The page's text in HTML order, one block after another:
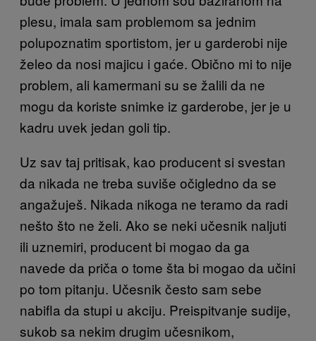
plesu, imala sam problemom sa jednim
polupoznatim sportistom, jer u garderobi nije
želeo da nosi majicu i gaće. Obično mi to nije
problem, ali kamermani su se žalili da ne
mogu da koriste snimke iz garderobe, jer je u
kadru uvek jedan goli tip.
Uz sav taj pritisak, kao producent si svestan
da nikada ne treba suviše očigledno da se
angažuješ. Nikada nikoga ne teramo da radi
nešto što ne želi. Ako se neki učesnik naljuti
ili uznemiri, producent bi mogao da ga
navede da priča o tome šta bi mogao da učini
po tom pitanju. Učesnik često sam sebe
nabifla da stupi u akciju. Preispitvanje sudije,
sukob sa nekim drugim učesnikom,